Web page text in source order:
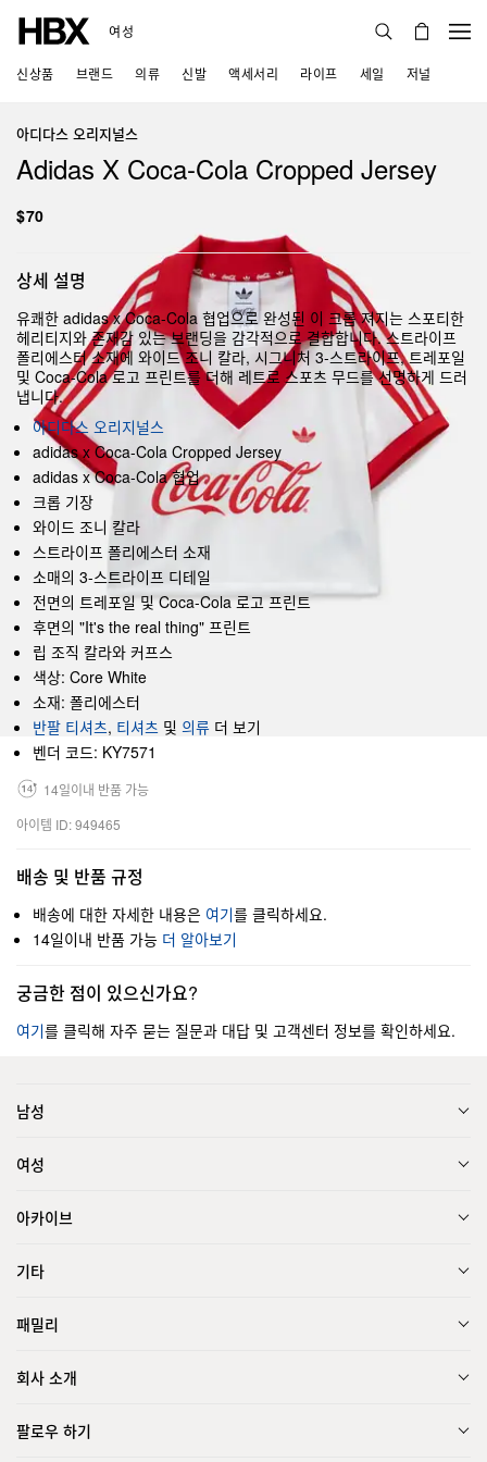
여성
신상품 브랜드 의류 신발 액세서리 라이프 세일 저널
아디다스 오리지널스
Adidas X Coca-Cola Cropped Jersey
$70
상세 설명
유쾌한 adidas x Coca-Cola 협업으로 완성된 이 크롭 져지는 스포티한
헤리티지와 존재감 있는 브랜딩을 감각적으로 결합합니다. 스트라이프
폴리에스터 소재에 와이드 조니 칼라, 시그니처 3-스트라이프, 트레포일
및 Coca-Cola 로고 프린트를 더해 레트로 스포츠 무드를 선명하게 드러
냅니다.
아디다스 오리지널스
adidas x Coca-Cola Cropped Jersey
adidas x Coca-Cola 협업
크롭 기장
와이드 조니 칼라
스트라이프 폴리에스터 소재
소매의 3-스트라이프 디테일
전면의 트레포일 및 Coca-Cola 로고 프린트
후면의 "It's the real thing" 프린트
립 조직 칼라와 커프스
색상: Core White
소재: 폴리에스터
반팔 티셔츠, 티셔츠 및 의류 더 보기
벤더 코드: KY7571
14일이내 반품 가능
아이템 ID: 949465
배송 및 반품 규정
배송에 대한 자세한 내용은 여기를 클릭하세요.
14일이내 반품 가능 더 알아보기
궁금한 점이 있으신가요?
여기를 클릭해 자주 묻는 질문과 대답 및 고객센터 정보를 확인하세요.
남성
여성
아카이브
기타
패밀리
회사 소개
팔로우 하기